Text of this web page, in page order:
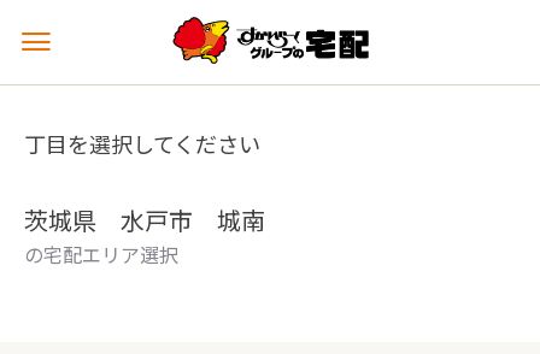
メ
ュ
を
丁目を選択してください
茨城県 水戸市 城南
の宅配エリア選択